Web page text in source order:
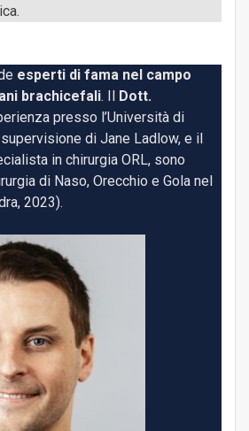
esperti di fama nel campo
brachicefali. Il
Dott.
presso l’Università di
di Jane Ladlow, e il
in chirurgia ORL, sono
di Naso, Orecchio e Gola nel
2023).